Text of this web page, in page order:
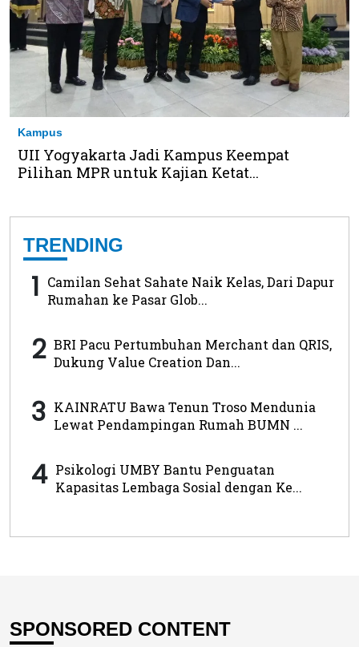
Kampus
UII Yogyakarta Jadi Kampus Keempat
Pilihan MPR untuk Kajian Ketat...
TRENDING
1 Camilan Sehat Sahate Naik Kelas, Dari Dapur
Rumahan ke Pasar Glob...
2 BRI Pacu Pertumbuhan Merchant dan QRIS,
Dukung Value Creation Dan...
3 KAINRATU Bawa Tenun Troso Mendunia
Lewat Pendampingan Rumah BUMN ...
4 Psikologi UMBY Bantu Penguatan
Kapasitas Lembaga Sosial dengan Ke...
SPONSORED CONTENT